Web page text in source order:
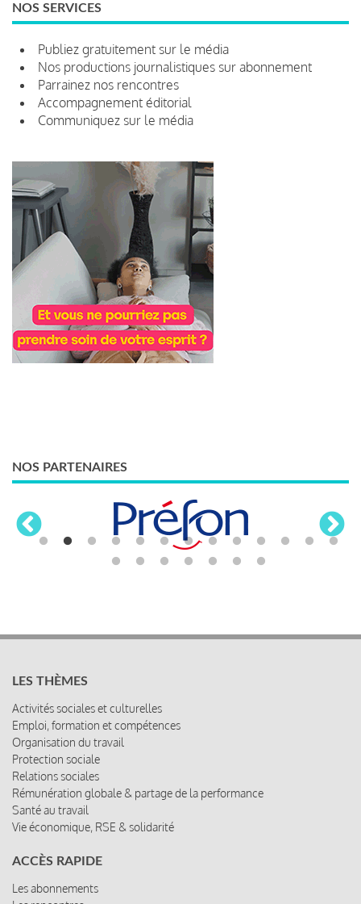
NOS SERVICES
Publiez gratuitement sur le média
Nos productions journalistiques sur abonnement
Parrainez nos rencontres
Accompagnement éditorial
Communiquez sur le média
NOS PARTENAIRES
LES THÈMES
Activités sociales et culturelles
Emploi, formation et compétences
Organisation du travail
Protection sociale
Relations sociales
Rémunération globale & partage de la performance
Santé au travail
Vie économique, RSE & solidarité
ACCÈS RAPIDE
Les abonnements